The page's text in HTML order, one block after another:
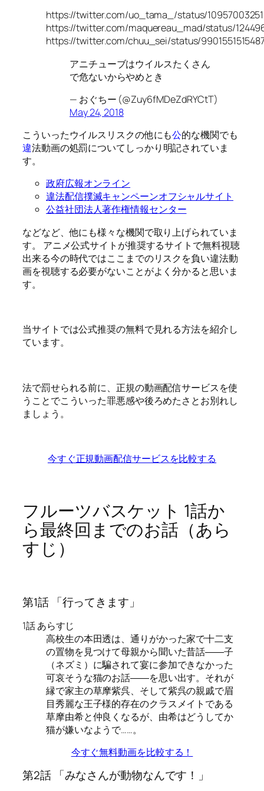
https://twitter.com/uo_tama_/status/
https://twitter.com/maquereau_mad/status/
https://twitter.com/chuu_sei/status/
アニチューブはウイルスたくさん
で危ないからやめとき
— おぐちー (@Zuy6fMDeZdRYCtT)
May 24, 2018
こういったウイルスリスクの他にも公的な機関でも
違法動画の処罰についてしっかり明記されていま
す。
政府広報オンライン
違法配信撲滅キャンペーンオフシャルサイト
公益社団法人著作権情報センター
などなど、他にも様々な機関で取り上げられていま
す。 アニメ公式サイトが推奨するサイトで無料視聴
出来る今の時代ではここまでのリスクを負い違法動
画を視聴する必要がないことがよく分かると思いま
す。
当サイトでは公式推奨の無料で見れる方法を紹介し
ています。
法で罰せられる前に、正規の動画配信サービスを使
うことでこういった罪悪感や後ろめたさとお別れし
ましょう。
今すぐ正規動画配信サービスを比較する
フルーツバスケット 1話か
ら最終回までのお話（あら
すじ）
第1話 「行ってきます」
1話 あらすじ
高校生の本田透は、通りがかった家で十二支
の置物を見つけて母親から聞いた昔話――子
（ネズミ）に騙されて宴に参加できなかった
可哀そうな猫のお話――を思い出す。それが
縁で家主の草摩紫呉、そして紫呉の親戚で眉
目秀麗な王子様的存在のクラスメイトである
草摩由希と仲良くなるが、由希はどうしてか
猫が嫌いなようで……。
今すぐ無料動画を比較する！
第2話 「みなさんが動物なんです！」